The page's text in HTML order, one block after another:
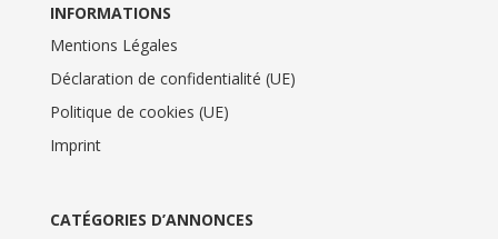
INFORMATIONS
Mentions Légales
Déclaration de confidentialité (UE)
Politique de cookies (UE)
Imprint
CATÉGORIES D’ANNONCES